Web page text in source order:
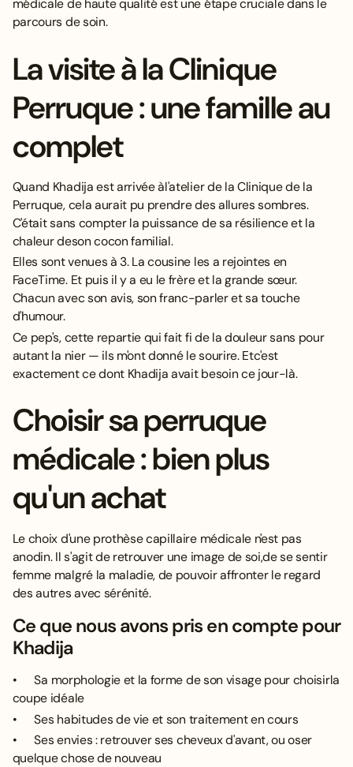
médicale de haute qualitéest une étape cruciale dans le
parcours de soin.
La visite à la Clinique
Perruque : une famille au
complet
Quand Khadija est arrivée àl'atelier de la Clinique de la
Perruque, cela aurait pu prendre des allures sombres.
C'était sans compter la puissance de sa résilience et la
chaleur deson cocon familial.
Elles sont venues à 3. La cousine les a rejointes en
FaceTime. Et puis il y a eu le frère et la grande sœur.
Chacun avec son avis, son franc-parler et sa touche
d'humour.
Ce pep's, cette repartie qui fait fi de la douleur sans pour
autant la nier — ils m'ont donné le sourire. Etc'est
exactement ce dont Khadija avait besoin ce jour-là.
Choisir sa perruque
médicale : bien plus
qu'un achat
Le choix d'une prothèse capillaire médicale n'est pas
anodin. Il s'agit de retrouver une image de soi,de se sentir
femme malgré la maladie, de pouvoir affronter le regard
des autres avec sérénité.
Ce que nous avons pris en compte pour
Khadija
• Sa morphologie et la forme de son visage pour choisirla
coupe idéale
• Ses habitudes de vie et son traitement en cours
• Ses envies : retrouver ses cheveux d'avant, ou oser
quelque chose de nouveau